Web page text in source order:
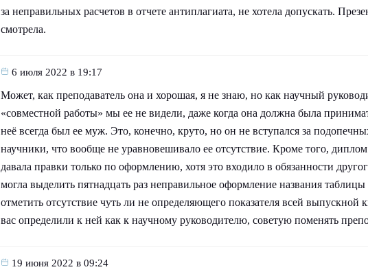
за неправильных расчетов в отчете антиплагиата, не хотела допускать.
смотрела.
6 июля 2022 в 19:17
Может, как преподаватель она и хорошая, я не знаю, но как научный
«совместной работы» мы ее не видели, даже когда она должна была
неё всегда был ее муж. Это, конечно, круто, но он не вступался за
научники, что вообще не уравновешивало ее отсутствие. Кроме того,
давала правки только по оформлению, хотя это входило в обязанности
могла выделить пятнадцать раз неправильное оформление названия
отметить отсутствие чуть ли не определяющего показателя всей
вас определили к ней как к научному руководителю, советую поменять
19 июня 2022 в 09:24